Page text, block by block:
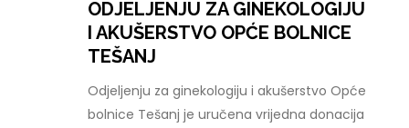
ODJELJENJU ZA GINEKOLOGIJU
I AKUŠERSTVO OPĆE BOLNICE
TEŠANJ
Odjeljenju za ginekologiju i akušerstvo Opće
bolnice Tešanj je uručena vrijedna donacija